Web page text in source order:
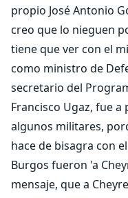
propio José Antonio
creo que lo nieguen
tiene que ver con el
como ministro de
secretario del
Francisco Ugaz, fue
algunos militares,
hace de bisagra con
Burgos fueron 'a
mensaje, que a